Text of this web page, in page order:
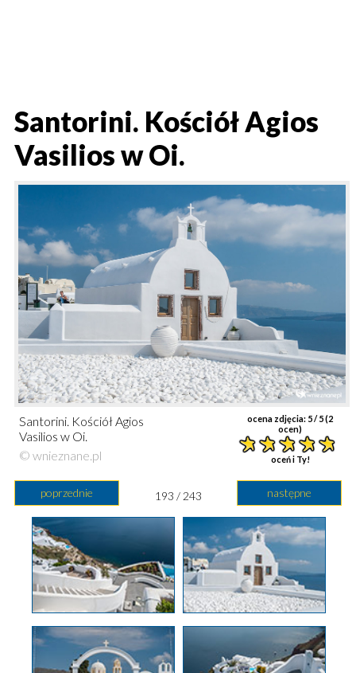
Santorini. Kościół Agios
Vasilios w Oi.
ocena zdjęcia: 5/ 5 (2
ocen)
oceń i Ty!
Santorini. Kościół Agios
Vasilios w Oi.
© wnieznane.pl
poprzednie następne
193 / 243